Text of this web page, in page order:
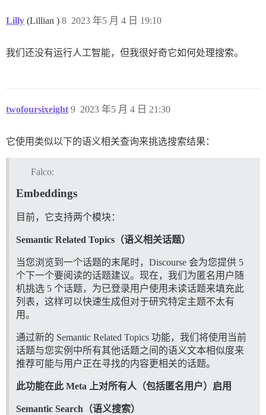
Lilly (Lillian ) 2023 年5 月 4 日 19:10
8
我们还没有运行人工智能，但我很好奇它如何处理搜索。
twofoursixeight 2023 年5 月 4 日 21:30
9
它使用类似以下的语义相关查询来挑选搜索结果：
Falco:
Embeddings
目前，它支持两个模块：
Semantic Related Topics（语义相关话题）
当您浏览到一个话题的末尾时，Discourse 会为您提供 5
个下一个要阅读的话题建议。现在，我们为匿名用户随
机挑选 5 个话题，为已登录用户使用未读话题来填充此
列表，这样可以快速生成但对于研究特定主题不太有
用。
通过新的 Semantic Related Topics 功能，我们将使用当前
话题与您实例中所有其他话题之间的语义文本相似度来
推荐可能与用户正在寻找的内容更相关的话题。
此功能在此 Meta 上对所有人（包括匿名用户）启用
Semantic Search（语义搜索）